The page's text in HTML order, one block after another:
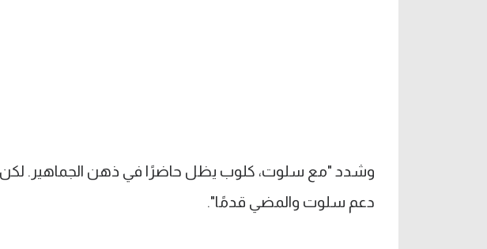
وشدد "مع سلوت، كلوب يظل حاضرًا في ذهن الجماهير.
دعم سلوت والمضي قدمًا".